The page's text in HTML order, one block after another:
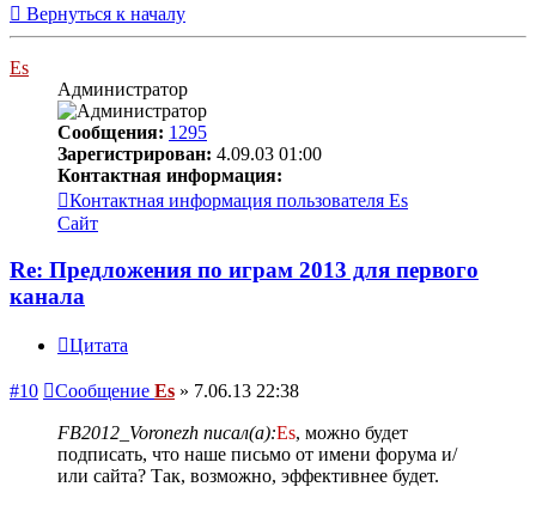
Вернуться к началу
Es
Администратор
Сообщения: 1295
Зарегистрирован: 4.09.03 01:00
Контактная информация:
Контактная информация пользователя Es
Сайт
Re: Предложения по играм 2013 для первого
канала
Цитата
#10 Сообщение Es » 7.06.13 22:38
FB2012_Voronezh писал(а):Es, можно будет
подписать, что наше письмо от имени форума и/
или сайта? Так, возможно, эффективнее будет.